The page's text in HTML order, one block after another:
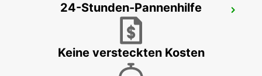
SAUMUR BAHNHOF
24-Stunden-Pannenhilfe
Keine versteckten Kosten